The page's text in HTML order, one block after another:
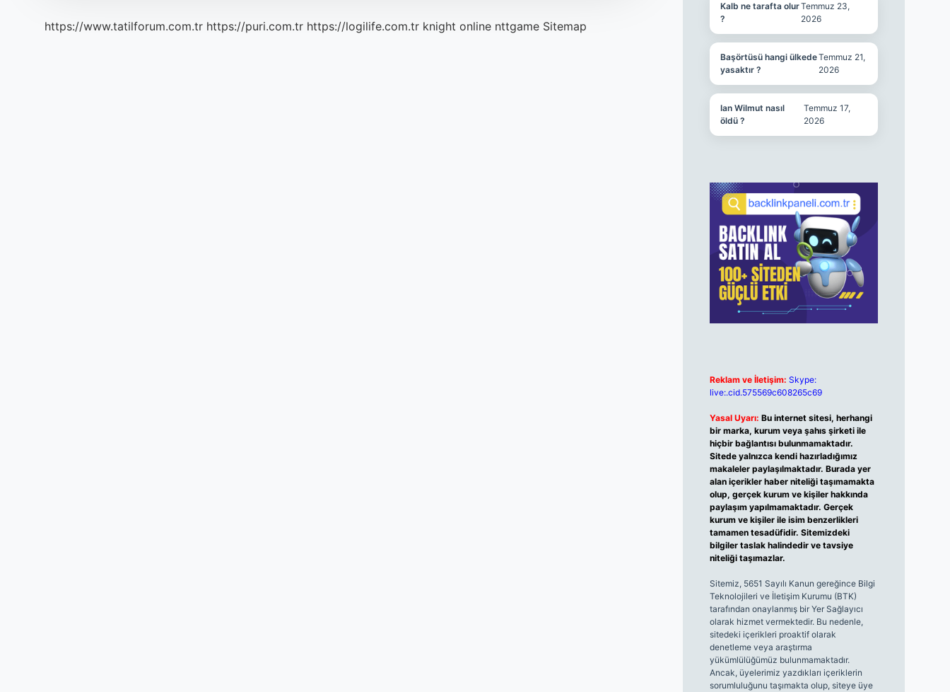
https://www.tatilforum.com.tr https://puri.com.tr https://logilife.com.tr knight online nttgame Sitemap
Kalb ne tarafta olur
?
Temmuz 23,
2026
Başörtüsü hangi ülkede
yasaktır ?
Temmuz 21,
2026
Ian Wilmut nasıl
öldü ?
Temmuz 17,
2026
Reklam ve İletişim: Skype:
live:.cid.575569c608265c69
Yasal Uyarı: Bu internet sitesi, herhangi
bir marka, kurum veya şahıs şirketi ile
hiçbir bağlantısı bulunmamaktadır.
Sitede yalnızca kendi hazırladığımız
makaleler paylaşılmaktadır. Burada yer
alan içerikler haber niteliği taşımamakta
olup, gerçek kurum ve kişiler hakkında
paylaşım yapılmamaktadır. Gerçek
kurum ve kişiler ile isim benzerlikleri
tamamen tesadüfidir. Sitemizdeki
bilgiler taslak halindedir ve tavsiye
niteliği taşımazlar.
Sitemiz, 5651 Sayılı Kanun gereğince Bilgi
Teknolojileri ve İletişim Kurumu (BTK)
tarafından onaylanmış bir Yer Sağlayıcı
olarak hizmet vermektedir. Bu nedenle,
sitedeki içerikleri proaktif olarak
denetleme veya araştırma
yükümlülüğümüz bulunmamaktadır.
Ancak, üyelerimiz yazdıkları içeriklerin
sorumluluğunu taşımakta olup, siteye üye